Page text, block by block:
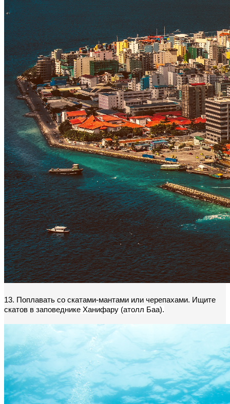
13. Поплавать со скатами-мантами или черепахами. Ищите
скатов в заповеднике Ханифару (атолл Баа).